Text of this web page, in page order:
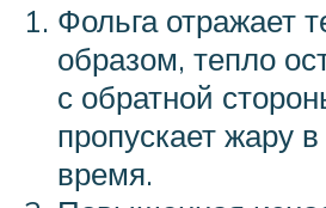
Фольга отражает
образом, тепло
с обратной
пропускает жару
время.